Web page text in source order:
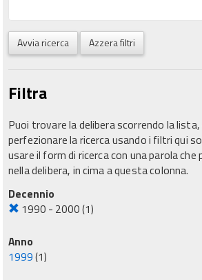
Avvia ricerca Azzera filtri
Filtra
Puoi trovare la delibera scorrendo la
perfezionare la ricerca usando i filtri qui
usare il form di ricerca con una parola
nella delibera, in cima a questa colonna.
Decennio
1990 - 2000(1)
Anno
1999(1)